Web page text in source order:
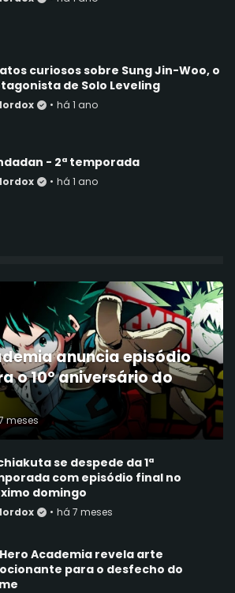
curiosos sobre Sung Jin-Woo, o
de Solo Leveling
• há 1 ano
- 2ª temporada
• há 1 ano
anuncia episódio
o 10º aniversário do
meses
se despede da 1ª
com episódio final no
domingo
• há 7 meses
Academia revela arte
para o desfecho do